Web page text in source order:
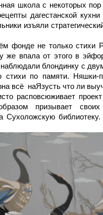
школа с некоторых
дагестанской
изъяли
фонде не только стихи
же впала от этого в
блондинку с
стихи по памяти. Няшки-
всё наЯзусть что ли
расповсюживает проект
призывает своих
Сухоложскую